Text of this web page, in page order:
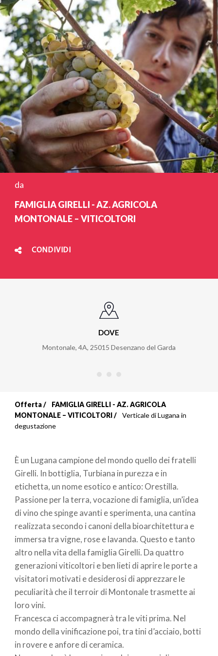
da
FAMIGLIA GIRELLI - AZ. AGRICOLA
MONTONALE – VITICOLTORI
CONDIVIDI
DOVE
Montonale, 4A, 25015 Desenzano del Garda
Briciole
di
pane
Offerta
FAMIGLIA GIRELLI - AZ. AGRICOLA
MONTONALE – VITICOLTORI
Verticale di Lugana in
degustazione
È un Lugana campione del mondo quello dei fratelli
Girelli. In bottiglia, Turbiana in purezza e in
etichetta, un nome esotico e antico: Orestilla.
Passione per la terra, vocazione di famiglia, un’idea
di vino che spinge avanti e sperimenta, una cantina
realizzata secondo i canoni della bioarchitettura e
immersa tra vigne, rose e lavanda. Questo e tanto
altro nella vita della famiglia Girelli. Da quattro
generazioni viticoltori e ben lieti di aprire le porte a
visitatori motivati e desiderosi di apprezzare le
peculiarità che il terroir di Montonale trasmette ai
loro vini.
Francesca ci accompagnerà tra le viti prima. Nel
mondo della vinificazione poi, tra tini d’acciaio, botti
in rovere e anfore di ceramica.